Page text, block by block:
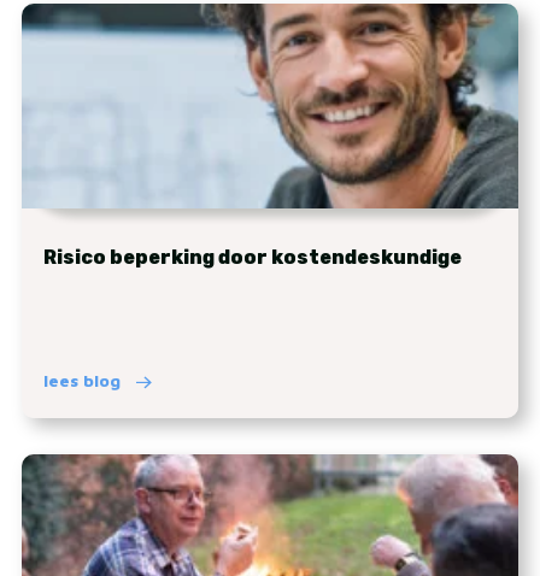
Risico beperking door kostendeskundige
lees blog